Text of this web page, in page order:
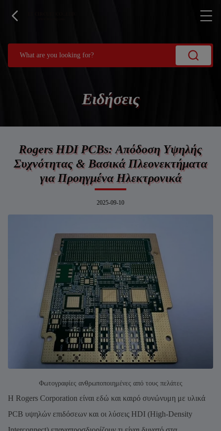
Ειδήσεις
Rogers HDI PCBs: Απόδοση Υψηλής
Συχνότητας & Βασικά Πλεονεκτήματα
για Προηγμένα Ηλεκτρονικά
2025-09-10
Φωτογραφίες ανθρωποποιημένες από τους πελάτες
Η Rogers Corporation είναι εδώ και καιρό συνώνυμη με υλικά
PCB υψηλών επιδόσεων και οι λύσεις HDI (High-Density